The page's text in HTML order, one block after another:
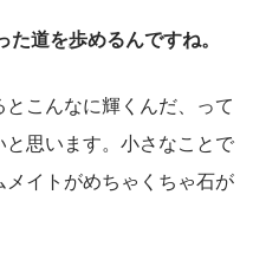
道を歩めるんですね。
こんなに輝くんだ、って
思います。小さなことで
イトがめちゃくちゃ石が